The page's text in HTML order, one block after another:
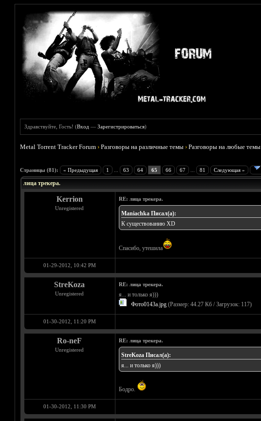
Здравствуйте, Гость! (Вход —Зарегистрироваться)
Metal Torrent Tracker Forum ›Разговоры на различные темы ›Разговоры на любые темы
Страницы (81): « Предыдущая 1 63 64 65 66 67 81 Следующая »
Голосов: 9 - Средняя оценка: 4.78
1
2
3
4
5
лица трекера.
Kerrion
Unregistered
RE: лица трекера.
Maniachka Писал(а):
К существованию XD
Спасибо, утешила
01-29-2012, 10:42 PM
StreKoza
Unregistered
RE: лица трекера.
я... и только я)))
Фото0143a.jpg(Размер: 44.27 Кб / Загрузок: 117)
01-30-2012, 11:20 PM
Ro-neF
Unregistered
RE: лица трекера.
StreKoza Писал(а):
я... и только я)))
Бодро.
01-30-2012, 11:30 PM